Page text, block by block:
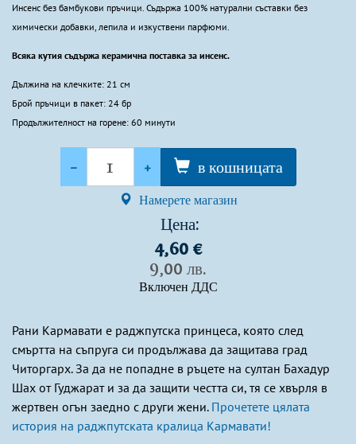
Инсенс без бамбукови пръчици. Съдържа 100% натурални съставки без
химически добавки, лепила и изкуствени парфюми.
Всяка кутия съдържа керамична поставка за инсенс.
Дължина на клечките: 21 см
Брой пръчици в пакет: 24 бр
Продължителност на горене: 60 минути
- + в кошницата
Намерете магазин
Цена:
4,60 €
9,00 лв.
Включен ДДС
Рани Кармавати е раджпутска принцеса, която след
смъртта на съпруга си продължава да защитава град
Читоргарх. За да не попадне в ръцете на султан Бахадур
Шах от Гуджарат и за да защити честта си, тя се хвърля в
жертвен огън заедно с други жени. Прочетете цялата
история на раджпутската кралица Кармавати!